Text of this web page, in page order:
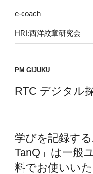
e-coach
HRI:西洋紋章研究会
PM GIJUKU
RTC デジタル
学びを記録す
TanQ」は一般
料でお使いいた